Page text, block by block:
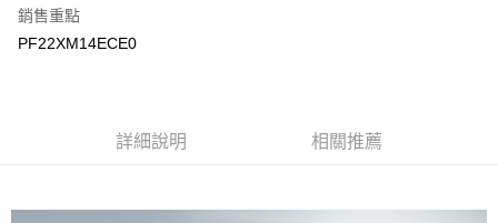
運送方式
宅配
每筆NT$399，滿NT$18,000(含以上)免運費
銷售重點
PF22XM14ECE0
詳細說明 相關推薦